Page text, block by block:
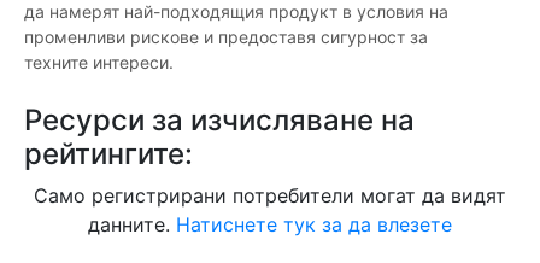
да намерят най-подходящия продукт в условия на
променливи рискове и предоставя сигурност за
техните интереси.
Ресурси за изчисляване на
рейтингите:
Само регистрирани потребители могат да видят
данните. Натиснете тук за да влезете